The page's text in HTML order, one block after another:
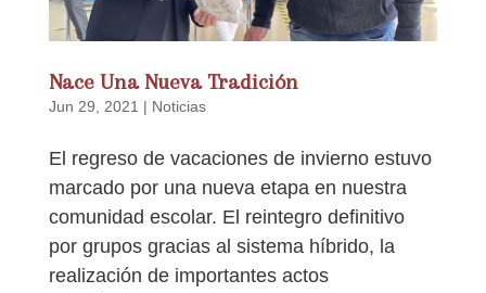
Nace Una Nueva Tradición
Jun 29, 2021 | Noticias
El regreso de vacaciones de invierno estuvo
marcado por una nueva etapa en nuestra
comunidad escolar. El reintegro definitivo
por grupos gracias al sistema híbrido, la
realización de importantes actos